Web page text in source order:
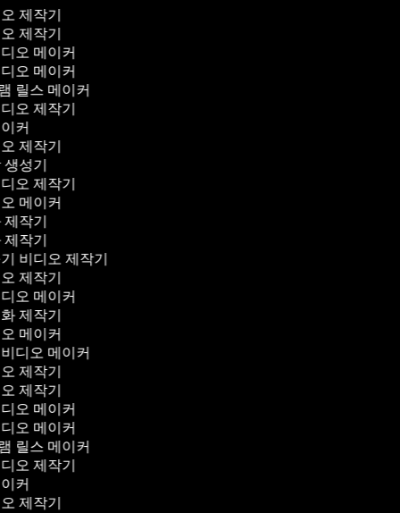
오 제작기
오 제작기
디오 메이커
디오 메이커
릴스 메이커
디오 제작기
커
오 제작기
생성기
디오 제작기
오 메이커
제작기
제작기
기 비디오 제작기
오 제작기
디오 메이커
화 제작기
오 메이커
비디오 메이커
오 제작기
오 제작기
디오 메이커
디오 메이커
릴스 메이커
디오 제작기
커
오 제작기